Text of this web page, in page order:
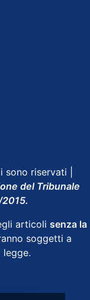
riservati |
del Tribunale
articoli senza la
soggetti a
legge.